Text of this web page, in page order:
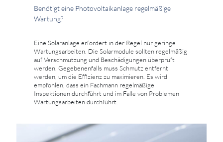
Benötigt eine Photovoltaikanlage regelmäßige
Wartung?
Eine Solaranlage erfordert in der Regel nur geringe
Wartungsarbeiten. Die Solarmodule sollten regelmäßig
auf Verschmutzung und Beschädigungen überprüft
werden. Gegebenenfalls muss Schmutz entfernt
werden, um die Effizienz zu maximieren. Es wird
empfohlen, dass ein Fachmann regelmäßige
Inspektionen durchführt und im Falle von Problemen
Wartungsarbeiten durchführt.